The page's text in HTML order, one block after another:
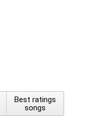
Best ratings
songs